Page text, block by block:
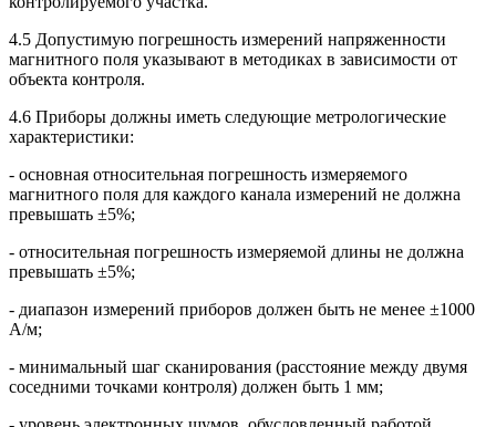
4.5 Допустимую погрешность измерений напряженности
магнитного поля указывают в методиках в зависимости от
объекта контроля.
4.6 Приборы должны иметь следующие метрологические
характеристики:
- основная относительная погрешность измеряемого
магнитного поля для каждого канала измерений не должна
превышать ±5%;
- относительная погрешность измеряемой длины не должна
превышать ±5%;
- диапазон измерений приборов должен быть не менее ±1000
А/м;
- минимальный шаг сканирования (расстояние между двумя
соседними точками контроля) должен быть 1 мм;